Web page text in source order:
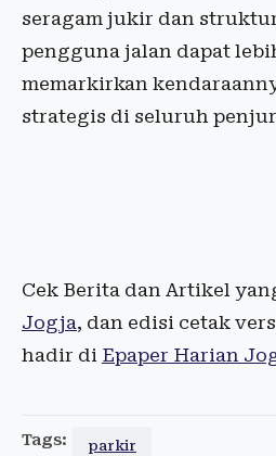
seragam jukir dan
pengguna jalan dapat
memarkirkan
strategis di seluruh
Cek Berita dan Artikel
Jogja, dan edisi cetak
hadir di Epaper Harian
Tags: parkir